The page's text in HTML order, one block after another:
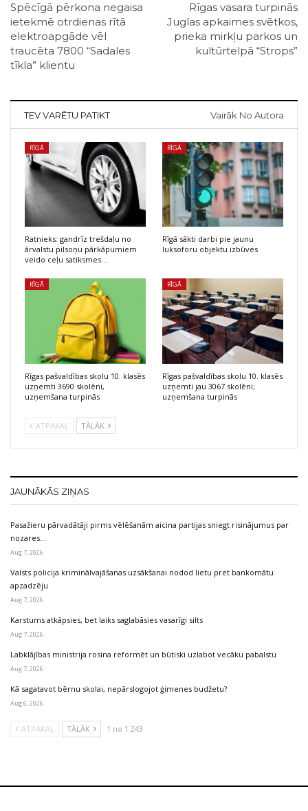
Spēcīgā pērkona negaisa
ietekmē otrdienas rītā
elektroapgāde vēl
traucēta 7800 “Sadales
tīkla” klientu
Rīgas vasara turpinās
Juglas apkaimes svētkos,
prieka mirkļu parkos un
kultūrtelpā “Strops”
TEV VARĒTU PATIKT Vairāk No Autora
RĪGĀ
Ratnieks: gandrīz trešdaļu no
ārvalstu pilsoņu pārkāpumiem
veido ceļu satiksmes…
RĪGĀ
Rīgā sākti darbi pie jaunu
luksoforu objektu izbūves
RĪGĀ
Rīgas pašvaldības skolu 10. klasēs
uzņemti 3690 skolēni,
uzņemšana turpinās
RĪGĀ
Rīgas pašvaldības skolu 10. klasēs
uzņemti jau 3067 skolēni;
uzņemšana turpinās
ATPAKAĻ TĀLĀK
JAUNĀKĀS ZIŅAS
Pasažieru pārvadātāji pirms vēlēšanām aicina partijas sniegt risinājumus par
nozares…
Aug 7, 2026
Valsts policija kriminālvajāšanas uzsākšanai nodod lietu pret bankomātu
apzadzēju
Aug 7, 2026
Karstums atkāpsies, bet laiks saglabāsies vasarīgi silts
Aug 7, 2026
Labklājības ministrija rosina reformēt un būtiski uzlabot vecāku pabalstu
Aug 7, 2026
Kā sagatavot bērnu skolai, nepārslogojot ģimenes budžetu?
Aug 6, 2026
ATPAKAĻ TĀLĀK 1 no 1 243